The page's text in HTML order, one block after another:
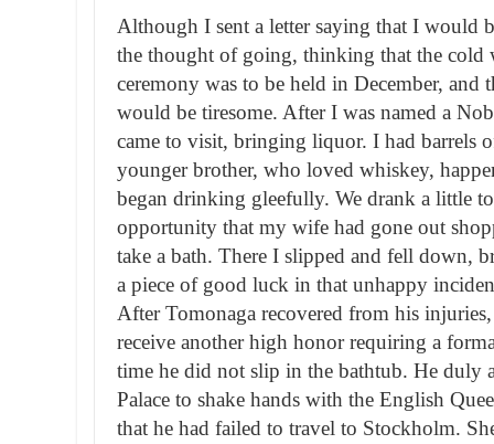
Although I sent a letter saying that I would
the thought of going, thinking that the cold
ceremony was to be held in December, and
would be tiresome. After I was named a
came to visit, bringing liquor. I had barrels
younger brother, who loved whiskey,
began drinking gleefully. We drank a little
opportunity that my wife had gone out
take a bath. There I slipped and fell down,
a piece of good luck in that unhappy
After Tomonaga recovered from his
receive another high honor requiring a
time he did not slip in the bathtub. He duly
Palace to shake hands with the English
that he had failed to travel to Stockholm.